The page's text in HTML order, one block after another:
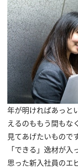
年が明ければあっと
えるのももう間もな
見てあげたいもので
「できる」逸材が
思った新入社員のエ